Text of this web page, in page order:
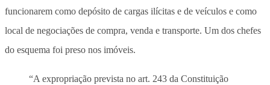
funcionarem como depósito de cargas ilícitas e de veículos e como
local de negociações de compra, venda e transporte. Um dos chefes
do esquema foi preso nos imóveis.
“A expropriação prevista no art. 243 da Constituição